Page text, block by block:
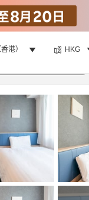
港） HKG